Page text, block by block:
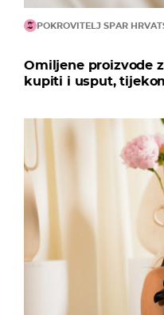
POKROVITELJ SPAR
Omiljene proizvode
kupiti i usput,